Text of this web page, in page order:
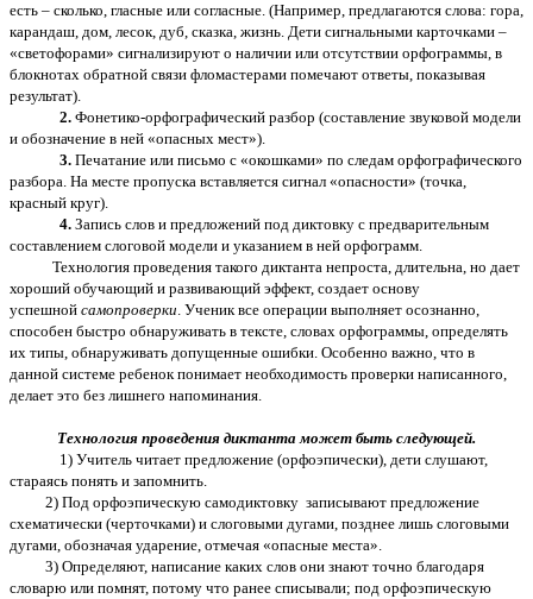
есть – сколько, гласные или согласные. (Например, предлагаются слова: гора,
карандаш, дом, лесок, дуб, сказка, жизнь. Дети сигнальными карточками –
«светофорами» сигнализируют о наличии или отсутствии орфограммы, в
блокнотах обратной связи фломастерами помечают ответы, показывая
результат).
2. Фонетико-орфографический разбор (составление звуковой модели
и обозначение в ней «опасных мест»).
3. Печатание или письмо с «окошками» по следам орфографического
разбора. На месте пропуска вставляется сигнал «опасности» (точка,
красный круг).
4. Запись слов и предложений под диктовку с предварительным
составлением слоговой модели и указанием в ней орфограмм.
Технология проведения такого диктанта непроста, длительна, но дает
хороший обучающий и развивающий эффект, создает основу
успешной самопроверки. Ученик все операции выполняет осознанно,
способен быстро обнаруживать в тексте, словах орфограммы, определять
их типы, обнаруживать допущенные ошибки. Особенно важно, что в
данной системе ребенок понимает необходимость проверки написанного,
делает это без лишнего напоминания.
Технология проведения диктанта может быть следующей.
1) Учитель читает предложение (орфоэпически), дети слушают,
стараясь понять и запомнить.
2) Под орфоэпическую самодиктовку записывают предложение
схематически (черточками) и слоговыми дугами, позднее лишь слоговыми
дугами, обозначая ударение, отмечая «опасные места».
3) Определяют, написание каких слов они знают точно благодаря
словарю или помнят, потому что ранее списывали; под орфоэпическую